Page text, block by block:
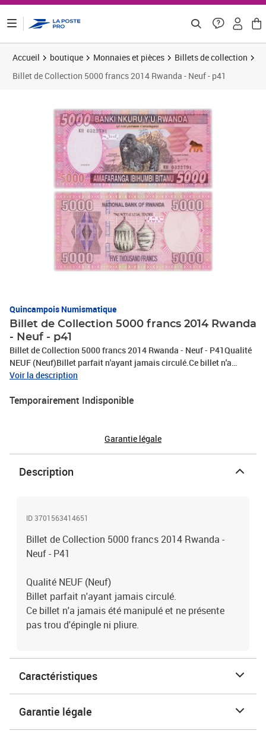
Accueil boutique Monnaies et pièces
Billets de collection
Billet de Collection 5000 francs 2014 Rwanda - Neuf - p41
Quincampois Numismatique
Billet de Collection 5000 francs 2014 Rwanda
- Neuf - p41
Billet de Collection 5000 francs 2014 Rwanda - Neuf - P41Qualité
NEUF (Neuf)Billet parfait n'ayant jamais circulé.Ce billet n'a
jamais été manipulé et ne présente pas trou d'épingle ni pliure.
Voir la description
Temporairement Indisponible
Garantie légale
Description
ID 3701563414651
Billet de Collection 5000 francs 2014 Rwanda -
Neuf - P41
Qualité NEUF (Neuf)
Billet parfait n'ayant jamais circulé.
Ce billet n'a jamais été manipulé et ne présente
pas trou d'épingle ni pliure.
Caractéristiques
Garantie légale